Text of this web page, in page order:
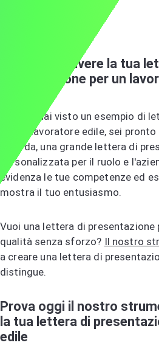
Pronto a scrivere la tua
presentazione per un
Ora che hai visto un esempio di
per un lavoratore edile, sei
Ricorda, una grande lettera di
personalizzata per il ruolo e
evidenza le tue competenze ed
mostra il tuo entusiasmo.
Vuoi una lettera di
qualità senza sforzo? Il nostro
a creare una lettera di
distingue.
Prova oggi il nostro
la tua lettera di
edile